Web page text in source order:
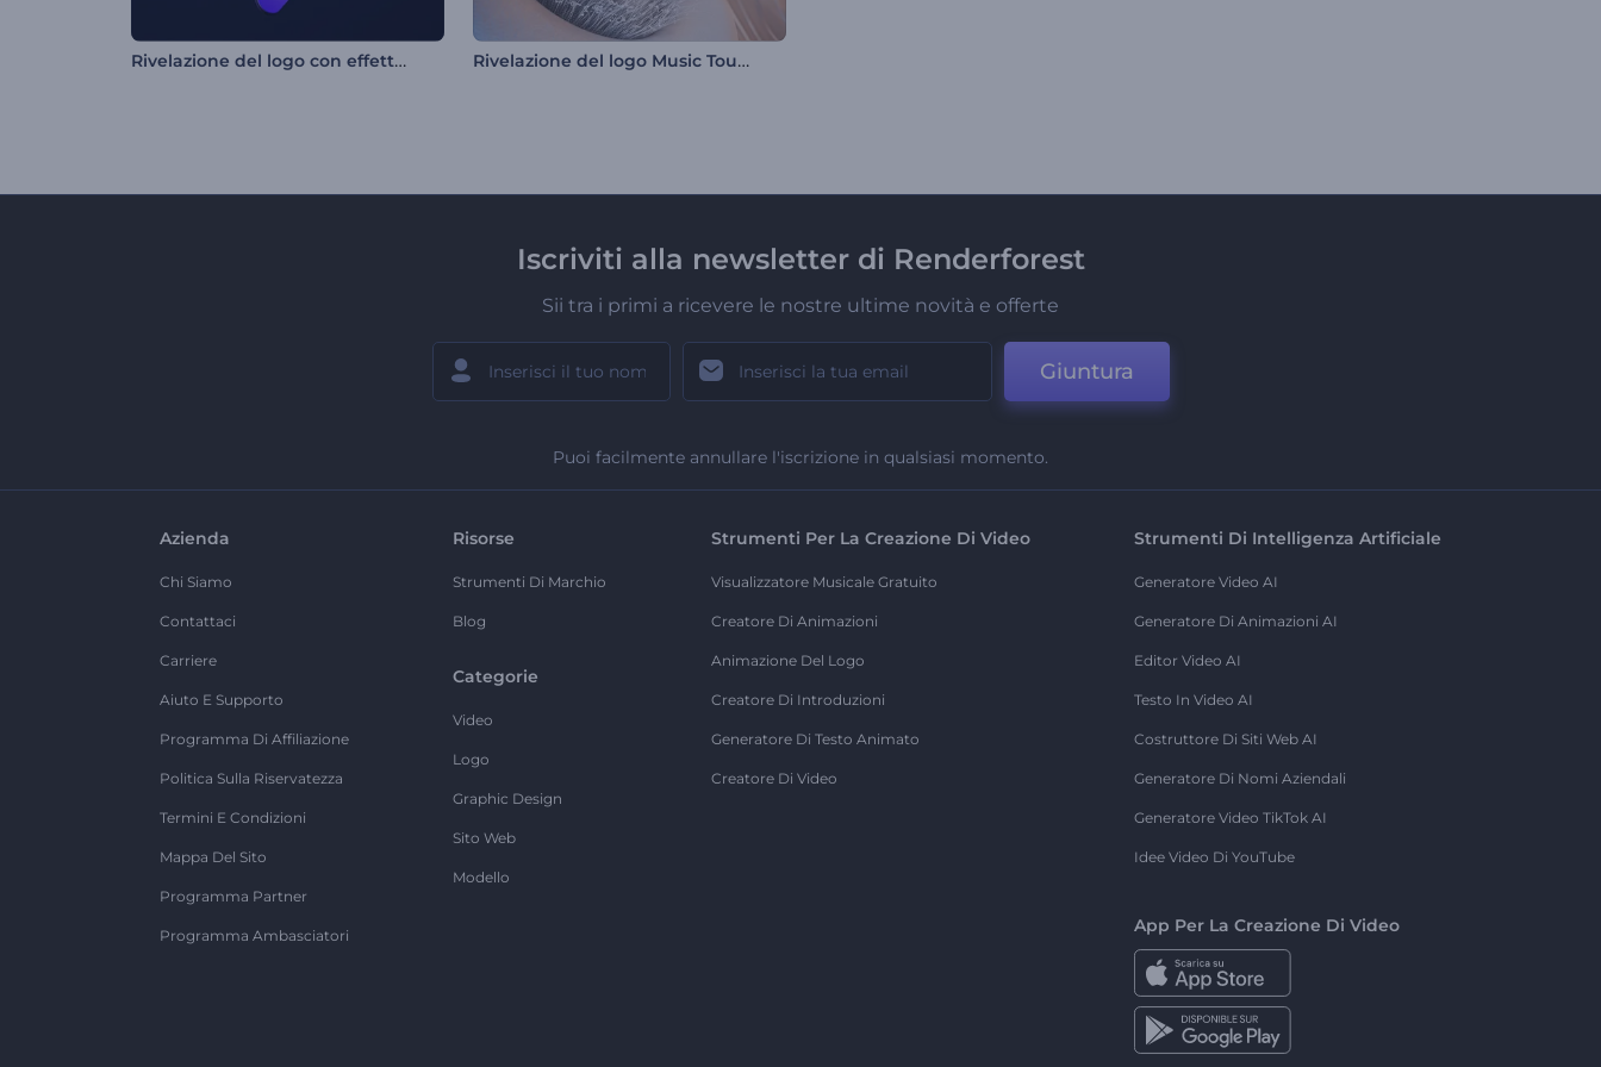
Rivelazione del logo con effetto lucido e levigato Rivelazione del logo Music Touch
Iscriviti alla newsletter di Renderforest
Sii tra i primi a ricevere le nostre ultime novità e offerte
Giuntura
Puoi facilmente annullare l'iscrizione in qualsiasi momento.
Azienda
Chi Siamo
Contattaci
Carriere
Aiuto E Supporto
Programma Di Affiliazione
Politica Sulla Riservatezza
Termini E Condizioni
Mappa Del Sito
Programma Partner
Programma Ambasciatori
Risorse
Strumenti Di Marchio
Blog
Categorie
Video
Logo
Graphic Design
Sito Web
Modello
Strumenti Per La Creazione Di Video
Visualizzatore Musicale Gratuito
Creatore Di Animazioni
Animazione Del Logo
Creatore Di Introduzioni
Generatore Di Testo Animato
Creatore Di Video
Strumenti Di Intelligenza Artificiale
Generatore Video AI
Generatore Di Animazioni AI
Editor Video AI
Testo In Video AI
Costruttore Di Siti Web AI
Generatore Di Nomi Aziendali
Generatore Video TikTok AI
Idee Video Di YouTube
App Per La Creazione Di Video